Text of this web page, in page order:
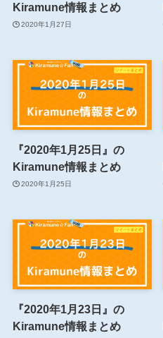
Kiramune情報まとめ
2020年1月27日
『2020年1月25日』の
Kiramune情報まとめ
2020年1月25日
『2020年1月23日』の
Kiramune情報まとめ